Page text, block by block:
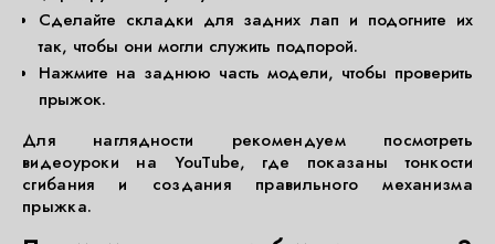
Сделайте складки для задних лап и подогните их
так, чтобы они могли служить подпорой.
Нажмите на заднюю часть модели, чтобы проверить
прыжок.
Для наглядности рекомендуем посмотреть
видеоуроки на YouTube, где показаны тонкости
сгибания и создания правильного механизма
прыжка.